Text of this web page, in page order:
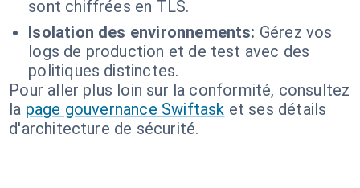
sont chiffrées en TLS.
Isolation des environnements: Gérez vos
logs de production et de test avec des
politiques distinctes.
Pour aller plus loin sur la conformité, consultez
la page gouvernance Swiftask et ses détails
d'architecture de sécurité.